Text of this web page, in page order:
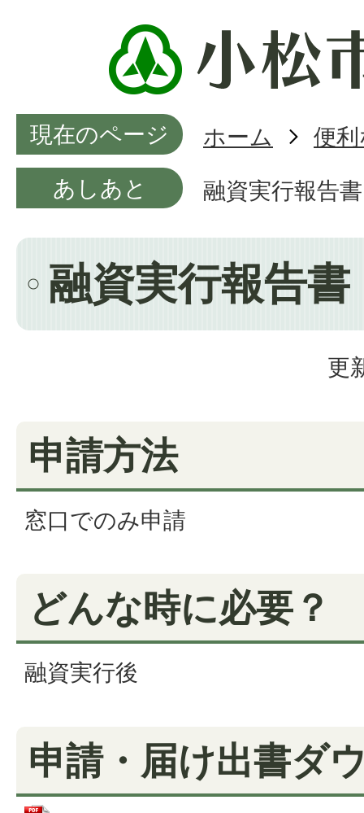
現在のページ ホーム
便
あしあと
融資実行報告書
融資実行報告書
更
申請方法
窓口でのみ申請
どんな時に必要？
融資実行後
申請・届け出書ダ